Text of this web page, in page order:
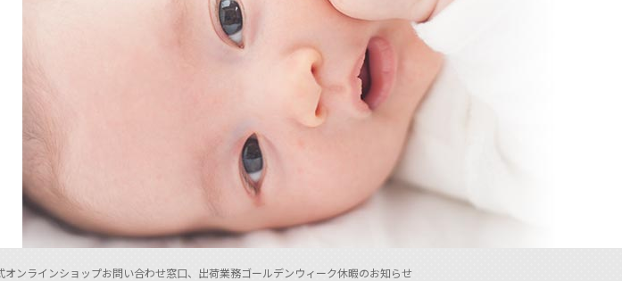
ンラインショップお問い合わせ窓口、出荷業務ゴールデンウィーク休暇のお知らせ